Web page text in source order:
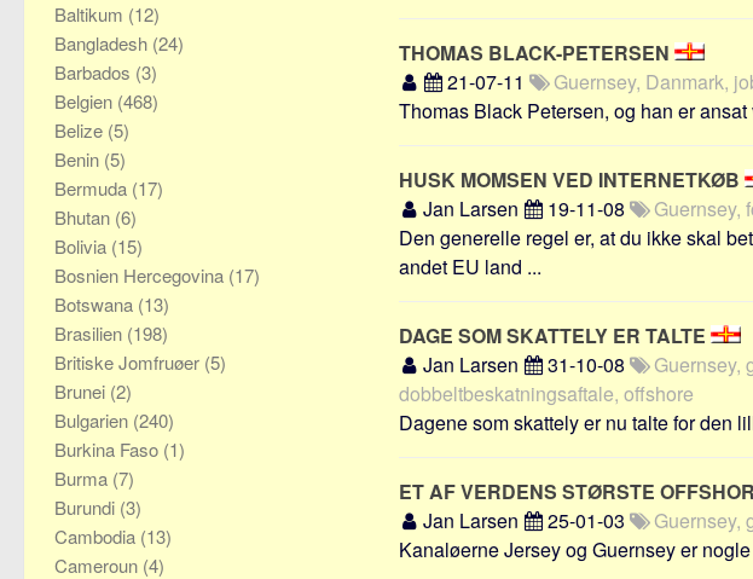
THOMAS BLACK-PETERSEN
21-07-11
Guernsey, Danmark,
Thomas Black Petersen, og han er
HUSK MOMSEN VED INTERNETKØB
Jan Larsen
19-11-08
Guernsey,
Den generelle regel er, at du ikke skal
andet EU land ...
DAGE SOM SKATTELY ER TALTE
Jan Larsen
31-10-08
Guernsey,
dobbeltbeskatningsaftale, offshore
Dagene som skattely er nu talte for den
ET AF VERDENS STØRSTE
Jan Larsen
25-01-03
Guernsey,
Kanaløerne Jersey og Guernsey er
Baltikum (12)
Bangladesh (24)
Barbados (3)
Belgien (468)
Belize (5)
Benin (5)
Bermuda (17)
Bhutan (6)
Bolivia (15)
Bosnien Hercegovina (17)
Botswana (13)
Brasilien (198)
Britiske Jomfruøer (5)
Brunei (2)
Bulgarien (240)
Burkina Faso (1)
Burma (7)
Burundi (3)
Cambodia (13)
Cameroun (4)